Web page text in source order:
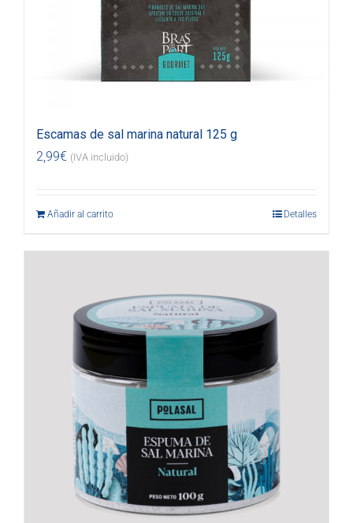
Escamas de sal marina natural 125 g
2,99€ (IVA incluido)
Añadir al carrito Detalles